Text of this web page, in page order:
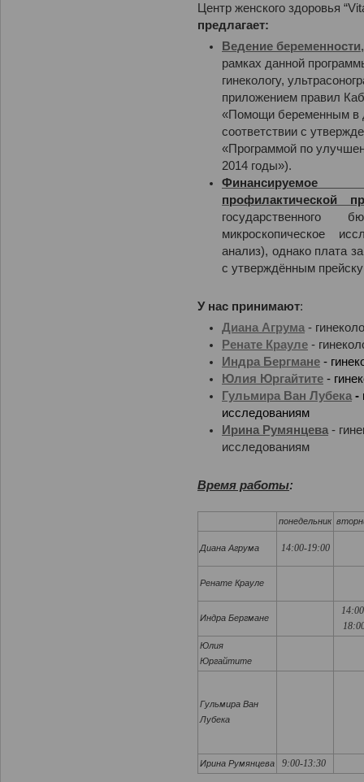
Центр женского здоровья
предлагает:
Ведение беременности
рамках данной
гинекологу,
приложением правил
«Помощи беременным в
соответствии с
«Программой по
2014 годы»).
Финансируемое
профилактической
микроскопическое
анализ), однако плата
с утверждённым
У нас принимают:
Диана Агрума -
Ренате Крауле -
Индра Бергмане -
Юлия Юргайтите -
Гульмира Ван Лубека -
исследованиям
Ирина Румянцева -
исследованиям
Время работы:
понедельник
Диана Агрума 14:00-19:00
Ренате Крауле
Индра Бергмане
Юлия
Юргайтите
Гульмира Ван
Лубека
Ирина Румянцева 9:00-13:30